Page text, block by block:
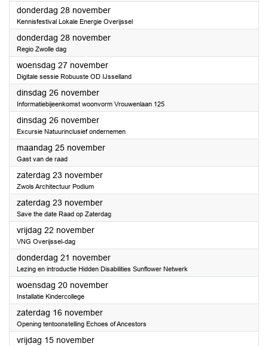
donderdag 28 november2024
Kennisfestival Lokale Energie Overijssel
donderdag 28 november2024
Regio Zwolle dag
woensdag 27 november2024
Digitale sessie Robuuste OD IJsselland
dinsdag 26 november2024
Informatiebijeenkomst woonvorm Vrouwenlaan 125
dinsdag 26 november2024
Excursie Natuurinclusief ondernemen
maandag 25 november2024
Gast van de raad
zaterdag 23 november2024
Zwols Architectuur Podium
zaterdag 23 november2024
Save the date Raad op Zaterdag
vrijdag 22 november2024
VNG Overijssel-dag
donderdag 21 november2024
Lezing en introductie Hidden Disabilities Sunflower Netwerk
woensdag 20 november2024
Installatie Kindercollege
zaterdag 16 november2024
Opening tentoonstelling Echoes of Ancestors
vrijdag 15 november2024